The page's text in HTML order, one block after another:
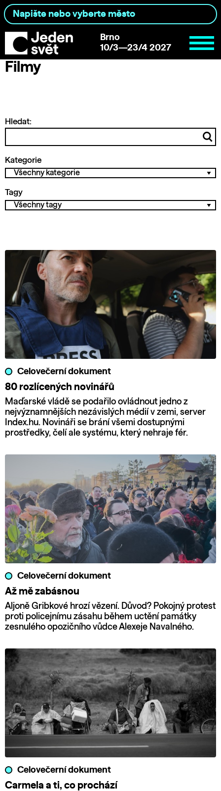
Brno
10/3—23/4 2027
Filmy
Hledat:
Kategorie
Tagy
Celovečerní dokument
80 rozlícených novinářů
Maďarské vládě se podařilo ovládnout jedno z
nejvýznamnějších nezávislých médií v zemi, server
Index.hu. Novináři se brání všemi dostupnými
prostředky, čelí ale systému, který nehraje fér.
Celovečerní dokument
Až mě zabásnou
Aljoně Gribkové hrozí vězení. Důvod? Pokojný protest
proti policejnímu zásahu během uctění památky
zesnulého opozičního vůdce Alexeje Navalného.
Celovečerní dokument
Carmela a ti, co prochází